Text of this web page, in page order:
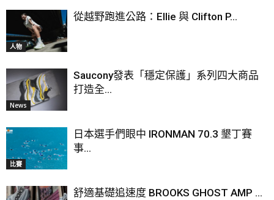
人物
從越野跑進公路：Ellie 與 Clifton P...
News
Saucony發表「穩定保護」系列四大商品
打造全...
比賽
日本選手們眼中 IRONMAN 70.3 墾丁賽
事...
舒適基礎追速度 BROOKS GHOST AMP ...